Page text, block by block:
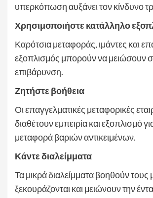
υπερκόπωση αυξάνει τον κίνδυνο
Χρησιμοποιήστε κατάλληλο
Καρότσια μεταφοράς, ιμάντες και
εξοπλισμός μπορούν να μειώσουν
επιβάρυνση.
Ζητήστε βοήθεια
Οι επαγγελματικές μεταφορικές
διαθέτουν εμπειρία και εξοπλισμό
μεταφορά βαριών αντικειμένων.
Κάντε διαλείμματα
Τα μικρά διαλείμματα βοηθούν τους
ξεκουράζονται και μειώνουν την